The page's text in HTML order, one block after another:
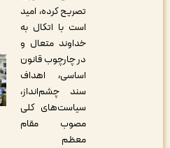
تصریح کرده، امید
است با اتکال به
خداوند متعال و
در چارچوب قانون
اساسی، اهداف
سند چشم‌انداز،
سیاست‌های کلی
مصوب مقام